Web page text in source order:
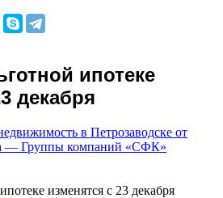
ипотеке
декабря
в Петрозаводске от
— Группы компаний «СФК»
изменятся с 23 декабря